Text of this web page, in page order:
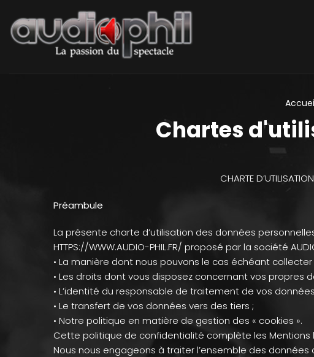
Chartes
CHARTE
Préambule
La présente charte d’utilisation des données
HTTPS://WWW.AUDIO-PHIL.FR/ proposé par la société
• La manière dont nous pouvons le cas échéant
• Les droits dont vous disposez concernant vos propres
• L’identité du responsable de traitement de vos
• Le transfert de vos données vers des tiers ;
• Notre politique en matière de gestion des « cookies ».
Cette politique de confidentialité complète les Mentions
Nous nous engageons à traiter l’ensemble des